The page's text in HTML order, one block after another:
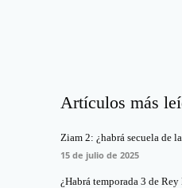
Artículos más
Ziam 2: ¿habrá secuela de
15 de julio de 2025
¿Habrá temporada 3 de